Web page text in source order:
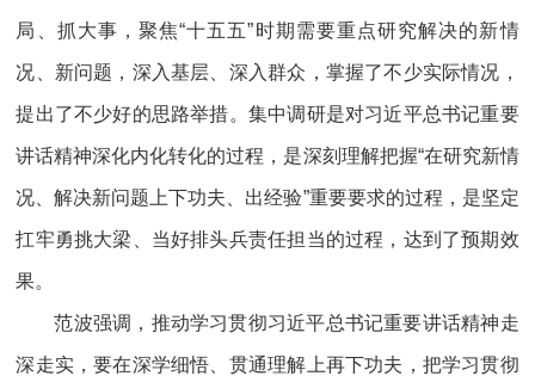
局、抓大事，聚焦“十五五”时期需要重点研究解决的新情
况、新问题，深入基层、深入群众，掌握了不少实际情况，
提出了不少好的思路举措。集中调研是对习近平总书记重要
讲话精神深化内化转化的过程，是深刻理解把握“在研究新情
况、解决新问题上下功夫、出经验”重要要求的过程，是坚定
扛牢勇挑大梁、当好排头兵责任担当的过程，达到了预期效
果。
范波强调，推动学习贯彻习近平总书记重要讲话精神走
深走实，要在深学细悟、贯通理解上再下功夫，把学习贯彻